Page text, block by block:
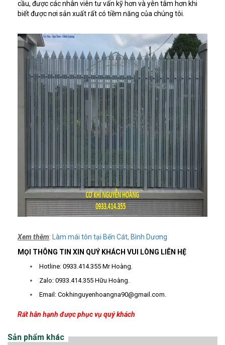
cầu, được các nhân viên tư vấn kỹ hơn và yên tâm hơn khi
biết được nơi sản xuất rất có tiềm năng của chúng tôi.
Xem thêm: Làm mái tôn tại Bến Cát, Bình Dương
MỌI THÔNG TIN XIN QUÝ KHÁCH VUI LÒNG LIÊN HỆ
Hotline: 0933.414.355 Mr Hoàng.
Zalo: 0933.414.355 Hữu Hoàng.
Email: Cokhinguyenhoangna90@gmail.com.
Rất hân hạnh được phục vụ quý khách
Sản phẩm khác